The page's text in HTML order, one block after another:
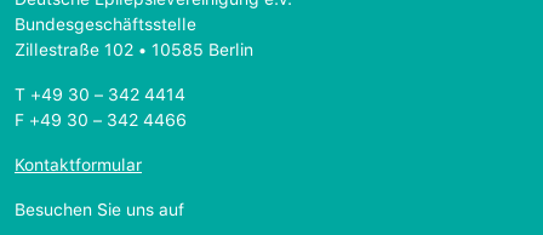
Bundesgeschäftsstelle
Zillestraße 102 • 10585 Berlin
T +49 30 – 342 4414
F +49 30 – 342 4466
Kontaktformular
Besuchen Sie uns auf